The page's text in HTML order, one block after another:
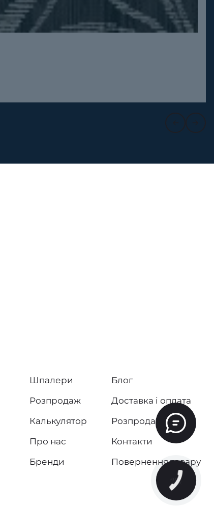
Шпалери
Розпродаж
Калькулятор
Про нас
Бренди
Блог
Доставка і оплата
Розпродаж
Контакти
Повернення товару